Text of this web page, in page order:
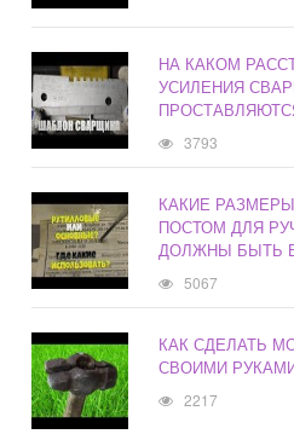
НА КАКОМ
УСИЛЕНИЯ
3793
КАКИЕ
ПОСТОМ ДЛЯ
ДОЛЖНЫ БЫТЬ
5067
КАК СДЕЛАТЬ
СВОИМИ
2217